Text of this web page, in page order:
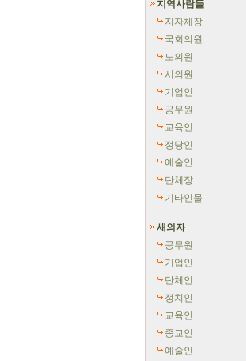
지역사람들
지자체장
국회의원
도의원
시의원
기업인
공무원
교육인
정당인
예술인
단체장
기타인물
새의자
공무원
기업인
단체인
정치인
교육인
종교인
예술인